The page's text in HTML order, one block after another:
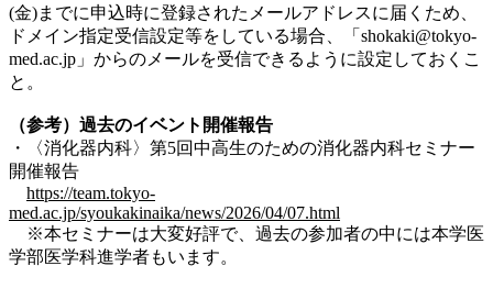
(金)までに申込時に登録されたメールアドレスに届くため、
ドメイン指定受信設定等をしている場合、「shokaki@tokyo-
med.ac.jp」からのメールを受信できるように設定しておくこ
と。
（参考）過去のイベント開催報告
・〈消化器内科〉第5回中高生のための消化器内科セミナー
開催報告
https://team.tokyo-
med.ac.jp/syoukakinaika/news/2026/04/07.html
※本セミナーは大変好評で、過去の参加者の中には本学医
学部医学科進学者もいます。